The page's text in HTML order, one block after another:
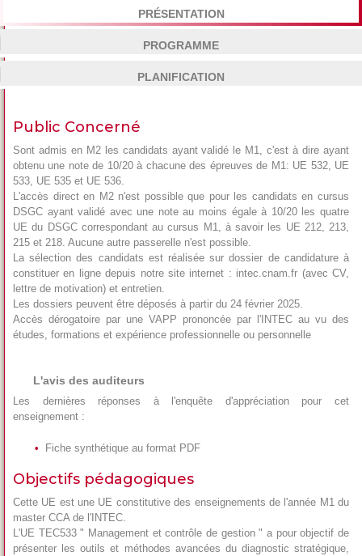
PRÉSENTATION
PROGRAMME
PLANIFICATION
Public Concerné
Sont admis en M2 les candidats ayant validé le M1, c'est à dire ayant
obtenu une note de 10/20 à chacune des épreuves de M1: UE 532, UE
533, UE 535 et UE 536.
L'accès direct en M2 n'est possible que pour les candidats en cursus
DSGC ayant validé avec une note au moins égale à 10/20 les quatre
UE du DSGC correspondant au cursus M1, à savoir les UE 212, 213,
215 et 218. Aucune autre passerelle n'est possible.
La sélection des candidats est réalisée sur dossier de candidature à
constituer en ligne depuis notre site internet : intec.cnam.fr (avec CV,
lettre de motivation) et entretien.
Les dossiers peuvent être déposés à partir du 24 février 2025.
Accès dérogatoire par une VAPP prononcée par l'INTEC au vu des
études, formations et expérience professionnelle ou personnelle
L'avis des auditeurs
Les dernières réponses à l'enquête d'appréciation pour cet
enseignement :
Fiche synthétique au format PDF
Objectifs pédagogiques
Cette UE est une UE constitutive des enseignements de l'année M1 du
master CCA de l'INTEC.
L'UE TEC533 " Management et contrôle de gestion " a pour objectif de
présenter les outils et méthodes avancées du diagnostic stratégique,